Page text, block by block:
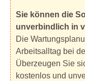
Sie können die
unverbindlich in
Die
Arbeitsalltag bei
Überzeugen Sie
kostenlos und